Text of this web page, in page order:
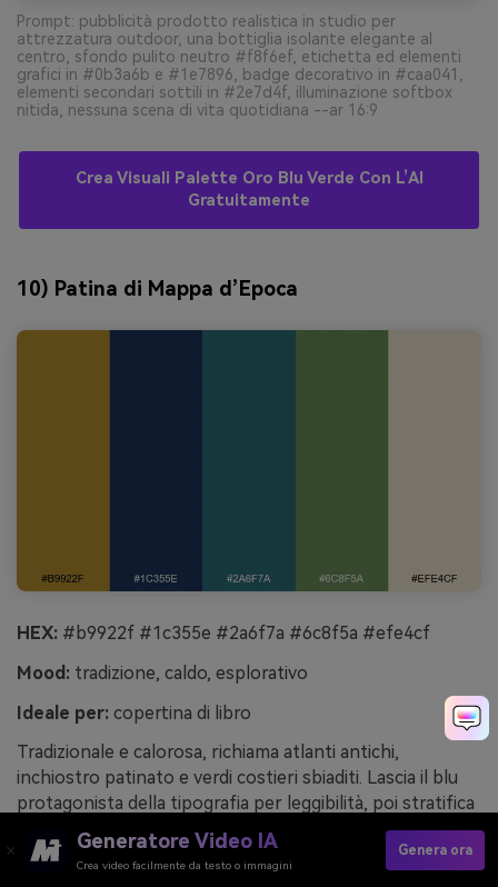
Prompt: pubblicità prodotto realistica in studio per
attrezzatura outdoor, una bottiglia isolante elegante al
centro, sfondo pulito neutro #f8f6ef, etichetta ed elementi
grafici in #0b3a6b e #1e7896, badge decorativo in #caa041,
elementi secondari sottili in #2e7d4f, illuminazione softbox
nitida, nessuna scena di vita quotidiana --ar 16:9
Crea Visuali Palette Oro Blu Verde Con L’AI
Gratuitamente
10) Patina di Mappa d’Epoca
HEX: #b9922f #1c355e #2a6f7a #6c8f5a #efe4cf
Mood: tradizione, caldo, esplorativo
Ideale per: copertina di libro
Tradizionale e calorosa, richiama atlanti antichi,
inchiostro patinato e verdi costieri sbiaditi. Lascia il blu
protagonista della tipografia per leggibilità, poi stratifica
teal e verde muschio come forme testurizzate o dettagli
illustrati. L’oro crea un punto focale deciso per regole
Generatore Video IA
Crea video facilmente da testo o immagini
Genera ora